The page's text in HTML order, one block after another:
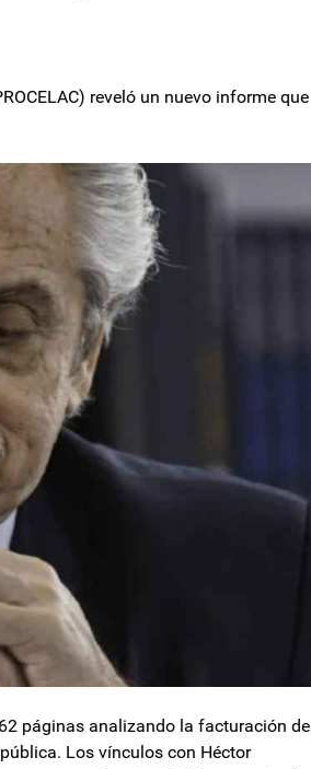
reveló un nuevo informe que
páginas analizando la facturación de
Los vínculos con Héctor